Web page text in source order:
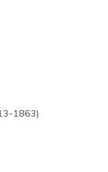
1863)